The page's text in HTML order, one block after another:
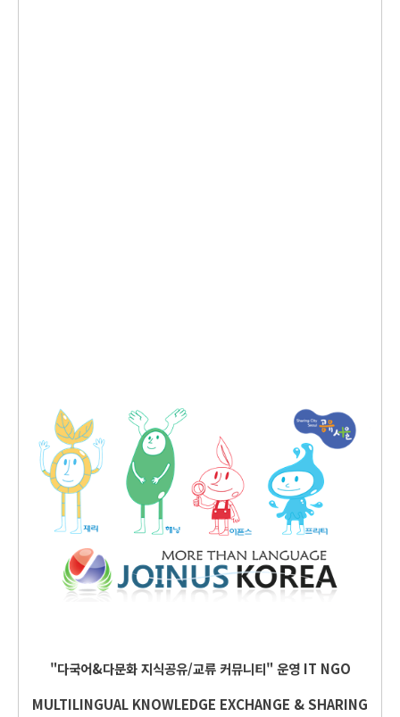
"다국어&다문화 지식공유/교류 커뮤니티" 운영 IT NGO
MULTILINGUAL KNOWLEDGE EXCHANGE & SHARING